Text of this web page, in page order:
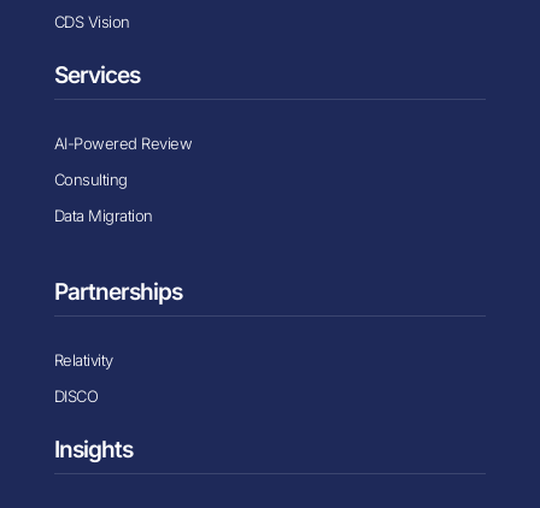
CDS Vision
Services
AI-Powered Review
Consulting
Data Migration
Partnerships
Relativity
DISCO
Insights